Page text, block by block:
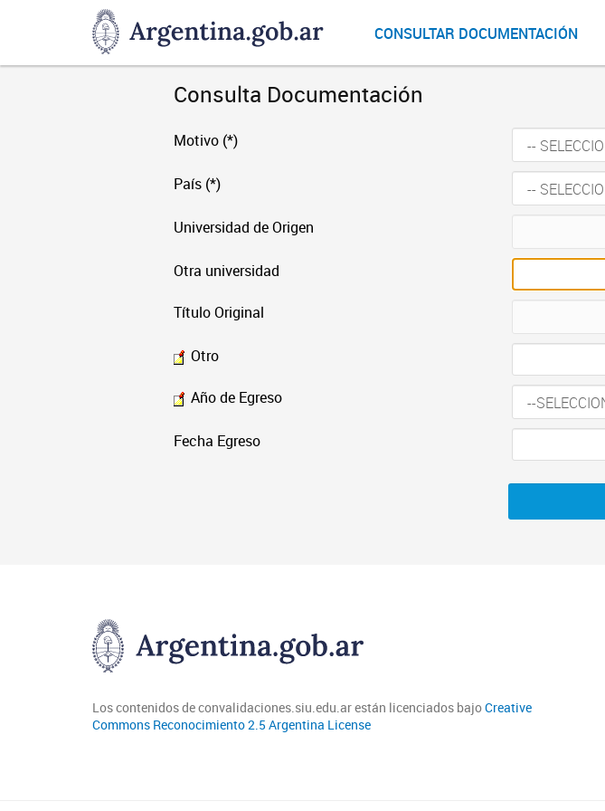
DNGU
Dirección
Nacional
CONSULTAR DOCUMENTACIÓN
Consulta Documentación
Motivo (*)
País (*)
Universidad de Origen
Otra universidad
Título Original
Otro
Año de Egreso
Fecha Egreso
Los contenidos de convalidaciones.siu.edu.ar están licenciados bajoCreative
Commons Reconocimiento 2.5 Argentina License